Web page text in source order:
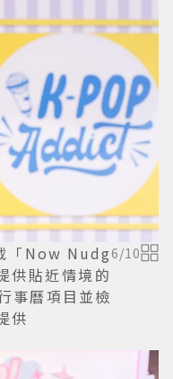
「Now Nudg
供貼近情境的
事曆項目並檢
供
6/10